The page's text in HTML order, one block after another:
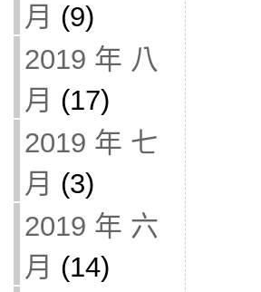
月 (9)
2019 年 八
月 (17)
2019 年 七
月 (3)
2019 年 六
月 (14)